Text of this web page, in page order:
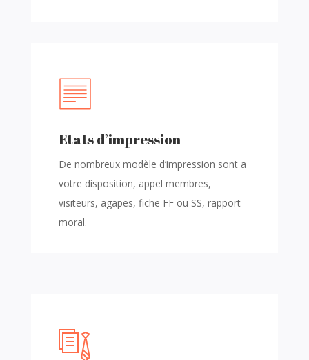
Etats d’impression
De nombreux modèle d’impression sont a
votre disposition, appel membres,
visiteurs, agapes, fiche FF ou SS, rapport
moral.